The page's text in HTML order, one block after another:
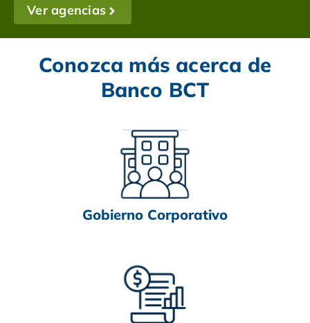
Ver agencias
Conozca más acerca de
Banco BCT
Gobierno Corporativo